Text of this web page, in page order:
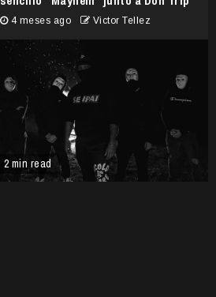
2 min read
4 meses ago Victor Tellez